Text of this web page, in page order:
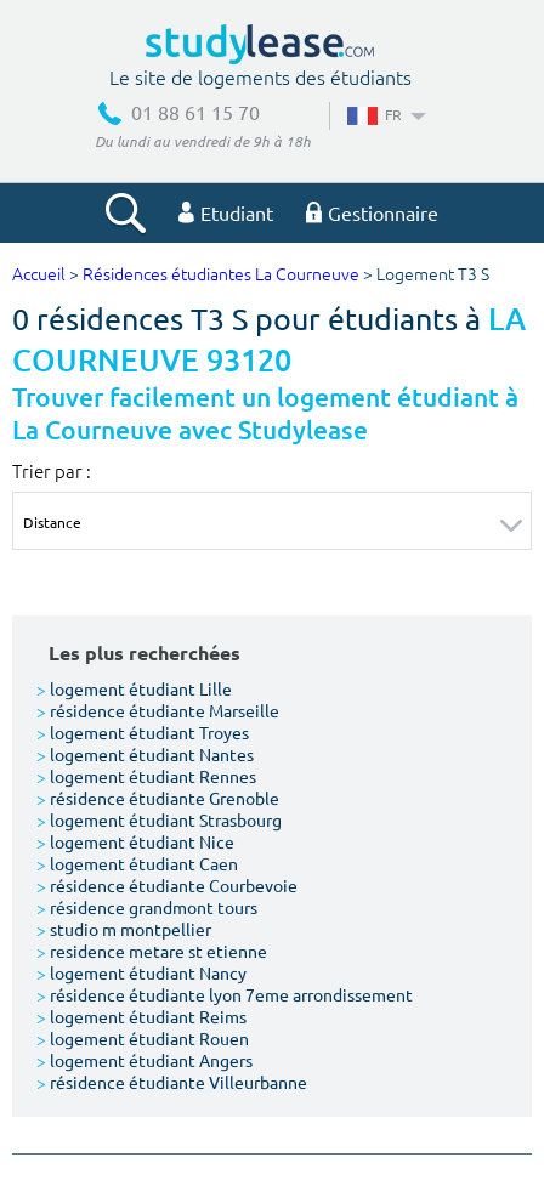
Le site de logements des étudiants
01 88 61 15 70
Du lundi au vendredi de 9h à 18h
FR
Etudiant Gestionnaire
Votre recherche
Ville, école
Budget max
Type de location
Votre date d'entrée
Accueil > Résidences étudiantes La Courneuve > Logement T3 S
0 résidences T3 S pour étudiants à LA
COURNEUVE 93120
Trouver facilement un logement étudiant à
La Courneuve avec Studylease
Trier par :
Les plus recherchées
> logement étudiant Lille
> résidence étudiante Marseille
> logement étudiant Troyes
> logement étudiant Nantes
> logement étudiant Rennes
> résidence étudiante Grenoble
> logement étudiant Strasbourg
> logement étudiant Nice
> logement étudiant Caen
> résidence étudiante Courbevoie
> résidence grandmont tours
> studio m montpellier
> residence metare st etienne
> logement étudiant Nancy
> résidence étudiante lyon 7eme arrondissement
> logement étudiant Reims
> logement étudiant Rouen
> logement étudiant Angers
> résidence étudiante Villeurbanne